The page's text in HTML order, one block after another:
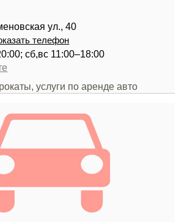
ул., 40
телефон
сб,вс 11:00–18:00
услуги по аренде авто